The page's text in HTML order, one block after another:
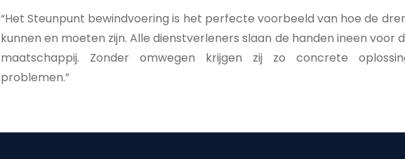
“Het Steunpunt bewindvoering is het perfecte voorbeeld van hoe de
kunnen en moeten zijn. Alle dienstverleners slaan de handen ineen voor
maatschappij. Zonder omwegen krijgen zij zo concrete
problemen.”